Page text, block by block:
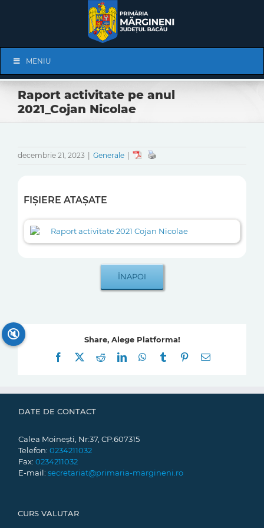
Navigation
MENIU
Raport activitate pe anul
2021_Cojan Nicolae
decembrie 21, 2023 Generale
FIȘIERE ATAȘATE
Raport activitate 2021 Cojan Nicolae
Share, Alege Platforma!
Facebook
RedditLinkedInWhatsApp
Tumblr Pinterest
E-
DATE DE CONTACT
Calea Moinești, Nr:37, CP:607315
Telefon: 0234211032
Fax: 0234211032
E-mail: secretariat@primaria-margineni.ro
CURS VALUTAR
🔇